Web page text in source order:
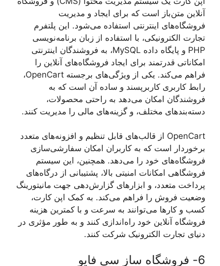
آنلاین متن‌باز است که برای ایجاد و مدیریت
فروشگاه‌های اینترنتی استفاده می‌شود. این پلتفرم
تجارت الکترونیکی، با استفاده از زبان برنامه‌نویسی
PHP و پایگاه داده MySQL، به فروشندگان اینترنتی
امکاناتی قدرتمند برای ایجاد فروشگاه‌های آنلاین را
فراهم می‌کند. یکی از ویژگی‌های برجسته OpenCart،
رابط کاربری کاربرپسند و ساده آن است که به
فروشندگان امکان می‌دهد به راحتی محصولات،
دسته‌بندهای مختلف، و گزینه‌های مالی را مدیریت کنند.
OpenCart از قالب‌های قابل تنظیم و افزونه‌های متعدد
برخوردار است که به کاربران امکان سفارشی‌سازی
فروشگاه‌های خود را می‌دهد. همچنین، این سیستم
فروشگاهی امکانات امنیتی بالا، پشتیبانی از درگاه‌های
پرداخت متعدد، و ابزارهای گزارش‌دهی جهت مانیتورینگ
وضعیت فروش را فراهم می‌کند. به کمک اپن کارت،
کسب و کارها می‌توانند به سرعت و با کمترین هزینه
فروشگاه آنلاین خود راه‌اندازی کنند و به طور مؤثری در
دنیای تجارت الکترونیک شرکت کنند.
6- فروشگاه ساز سی فایو